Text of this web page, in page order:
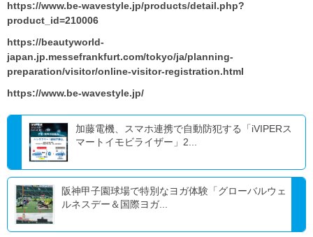
https://www.be-wavestyle.jp/products/detail.php?
product_id=210006
https://beautyworld-
japan.jp.messefrankfurt.com/tokyo/ja/planning-
preparation/visitor/online-visitor-registration.html
https://www.be-wavestyle.jp/
加藤電機、スマホ連携で自動防犯する「iVIPERス
マートイモビライザー」2...
阪神甲子園球場で特別なヨガ体験「グローバルウェ
ルネスデー＆国際ヨガ...